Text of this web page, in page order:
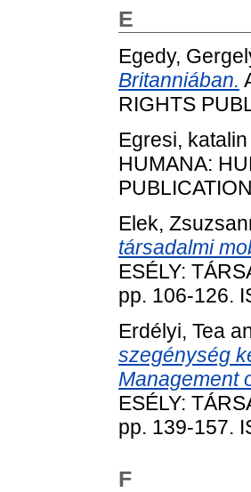
E
Egedy,
Britanniában.
RIGHTS
Egresi, katalin
HUMANA:
Elek,
társadalmi
ESÉLY:
pp. 106-126.
Erdélyi, Tea
szegénység
Management
ESÉLY:
pp. 139-157.
F